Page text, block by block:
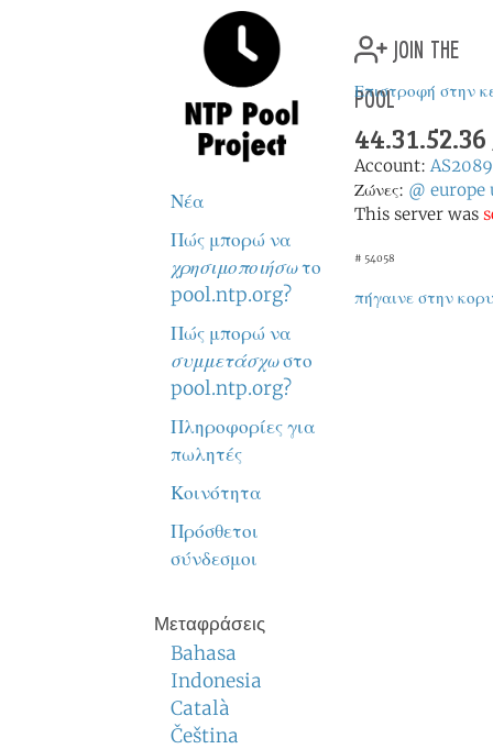
Νέα
Πώς μπορώ να
χρησιμοποιήσωτο
pool.ntp.org?
Πώς μπορώ να
συμμετάσχωστο
pool.ntp.org?
Πληροφορίες για
πωλητές
Κοινότητα
Πρόσθετοι
σύνδεσμοι
Μεταφράσεις
Bahasa
Indonesia
Català
Čeština
join the
pool
Επιστροφή στην
Account:
Ζώνες: @ europe
This server was
# 54058
πήγαινε στην